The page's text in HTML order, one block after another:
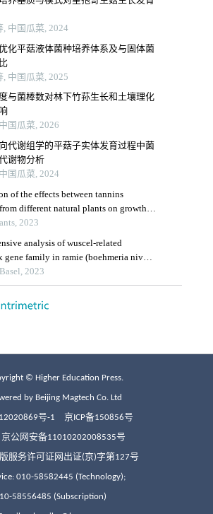
© Higher Education Press.
by Beijing Magtech Co. Ltd
号-1 京ICP备150856号
京公网安备11010202008535号
服务许可证网出证(京)字第127号
010-58582445 (Technology);
58556485 (Subscription)